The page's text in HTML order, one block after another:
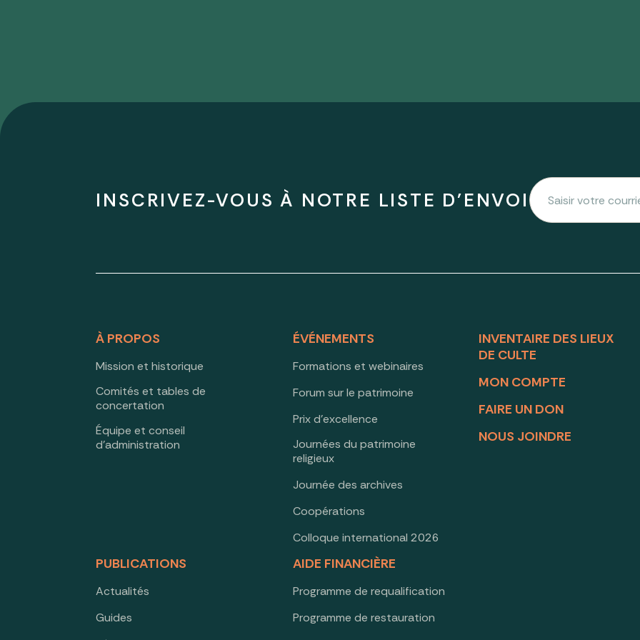
INSCRIVEZ-VOUS À NOTRE LISTE D'ENVOI
À PROPOS
Mission et historique
Comités et tables de
concertation
Équipe et conseil
d’administration
ÉVÉNEMENTS
Formations et webinaires
Forum sur le patrimoine
Prix d’excellence
Journées du patrimoine
religieux
Journée des archives
Coopérations
Colloque international 2026
PUBLICATIONS
Actualités
Guides
AIDE FINANCIÈRE
Programme de requalification
Programme de restauration
INVENTAIRE DES LIEUX
DE CULTE
MON COMPTE
FAIRE UN DON
NOUS JOINDRE